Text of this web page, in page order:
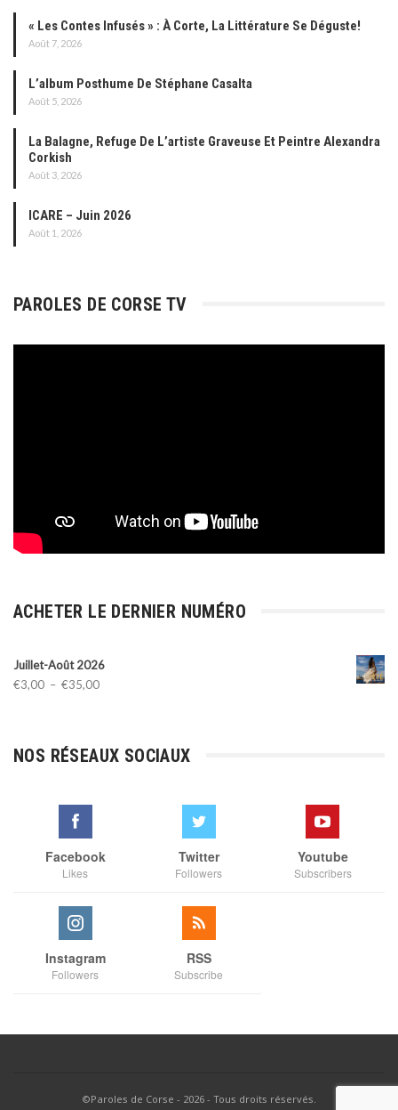
« Les Contes Infusés » : À Corte, La Littérature Se Déguste!
Août 7, 2026
L’album Posthume De Stéphane Casalta
Août 5, 2026
La Balagne, Refuge De L’artiste Graveuse Et Peintre Alexandra
Corkish
Août 3, 2026
ICARE – Juin 2026
Août 1, 2026
PAROLES DE CORSE TV
ACHETER LE DERNIER NUMÉRO
Juillet-Août 2026
€3,00 – €35,00Plage
à
NOS RÉSEAUX SOCIAUX
Facebook
Likes
Twitter
Followers
Youtube
Subscribers
Instagram
Followers
RSS
Subscribe
©Paroles de Corse - 2026 - Tous droits réservés.